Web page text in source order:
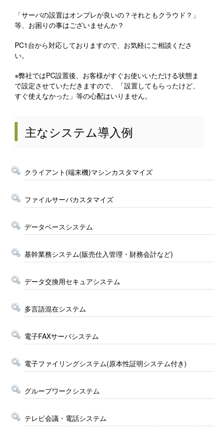
「サーバの設置はオンプレが良いの？それともクラウド？」
等、お困りの事はございませんか？
PC1台から対応しておりますので、お気軽にご相談くださ
い。
※弊社ではPC設置後、お客様がすぐお使いいただける状態ま
で設定させていただきますので、「設置してもらったけど、
すぐ使えなかった」等の心配はいりません。
主なシステム導入例
クライアント(端末機)マシンカスタマイズ
ファイルサーバカスタマイズ
データベースシステム
基幹業務システム(販売仕入管理・財務会計など)
データ交換用セキュアシステム
多言語混在システム
電子FAXサーバシステム
電子ファイリングシステム(原本性証明システム付き)
グループワークシステム
テレビ会議・電話システム